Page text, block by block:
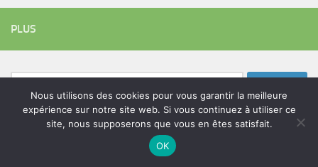
PLUS
Rechercher :
Nous utilisons des cookies pour vous garantir la meilleure
expérience sur notre site web. Si vous continuez à utiliser ce
site, nous supposerons que vous en êtes satisfait.
OK